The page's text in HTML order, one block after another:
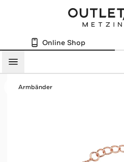
Online Shop
Menü
Armbänder